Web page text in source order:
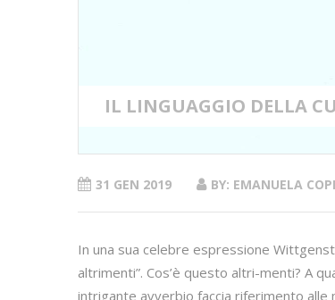
IL LINGUAGGIO DELLA
31 GEN 2019 BY: EMANUELA
In una sua celebre espressione
altrimenti”. Cos’è questo altri-menti? A
intrigante avverbio faccia riferimento alle